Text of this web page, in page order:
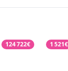
124 722€ 1 521€